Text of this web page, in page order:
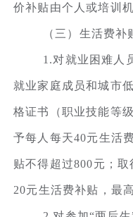
价补贴由个人或培训
（三）生活费补
1.对就业困难人
就业家庭成员和城市
格证书（职业技能等
予每人每天40元生活
贴不得超过800元；
20元生活费补贴，最